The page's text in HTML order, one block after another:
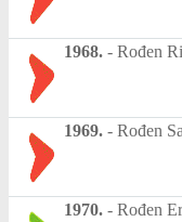
1968. - Rođen
1969. - Rođen
1970. - Rođen